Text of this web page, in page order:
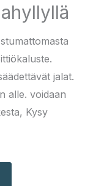
jalat.
alle. voidaan
Kysy